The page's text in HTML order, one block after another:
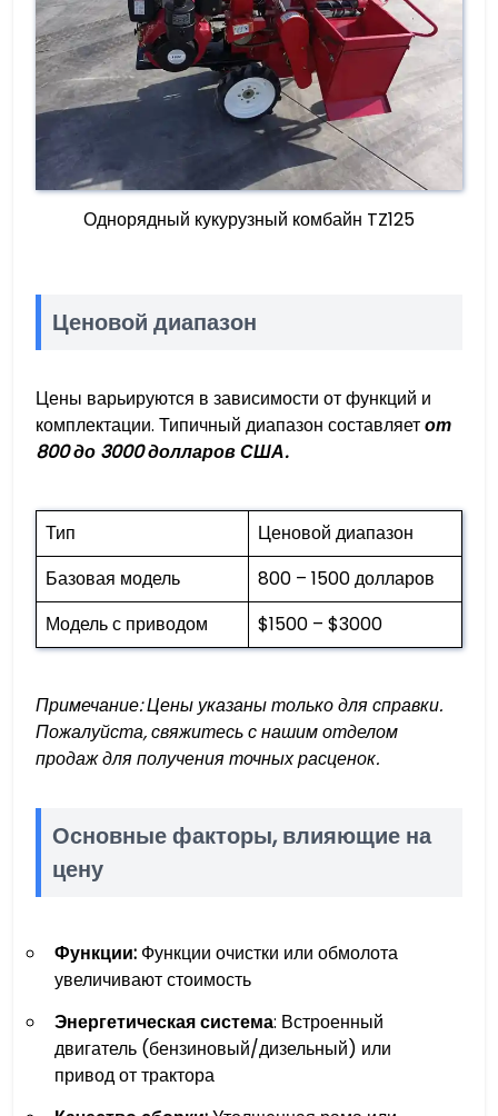
Однорядный кукурузный комбайн TZ125
Ценовой диапазон
Цены варьируются в зависимости от функций и
комплектации. Типичный диапазон составляетот
800 до 3000 долларов США.
Тип
Ценовой диапазон
Базовая модель
800 – 1500 долларов
Модель с приводом
$1500 – $3000
Примечание: Цены указаны только для справки.
Пожалуйста, свяжитесь с нашим отделом
продаж для получения точных расценок.
Основные факторы, влияющие на
цену
Функции: Функции очистки или обмолота
увеличивают стоимость
Энергетическая система: Встроенный
двигатель (бензиновый/дизельный) или
привод от трактора